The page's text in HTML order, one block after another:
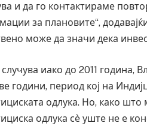
и да го контактираме
за плановите“,
може да значи дека
иако до 2011 година,
години, период кој на
одлука. Но, како
одлука сѐ уште не е